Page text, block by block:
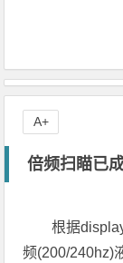
倍频扫瞄已
根据
频(200/240hz)
A+